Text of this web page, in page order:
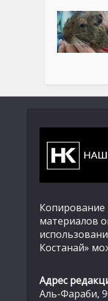
Копирование
материалов
Костанай»
Адрес
Аль-Фараби,